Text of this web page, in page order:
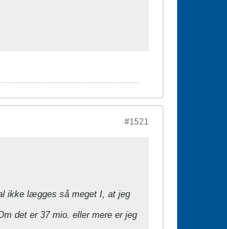
#1521
ikke lægges så meget I, at jeg
det er 37 mio. eller mere er jeg